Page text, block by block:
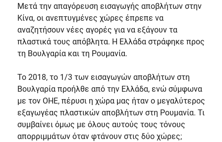
Μετά την απαγόρευση εισαγωγής αποβλήτων στην
Κίνα, οι ανεπτυγμένες χώρες έπρεπε να
αναζητήσουν νέες αγορές για να εξάγουν τα
πλαστικά τους απόβλητα. Η Ελλάδα στράφηκε προς
τη Βουλγαρία και τη Ρουμανία.
Το 2018, το 1/3 των εισαγωγών αποβλήτων στη
Βουλγαρία προήλθε από την Ελλάδα, ενώ σύμφωνα
με τον ΟΗΕ, πέρυσι η χώρα μας ήταν ο μεγαλύτερος
εξαγωγέας πλαστικών αποβλήτων στη Ρουμανία. Τι
συμβαίνει όμως με όλους αυτούς τους τόνους
απορριμμάτων όταν φτάνουν στις δύο χώρες;